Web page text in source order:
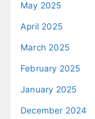
May 2025
April 2025
March 2025
February 2025
January 2025
December 2024